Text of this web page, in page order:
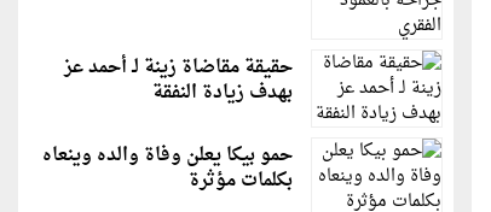
حقيقة مقاضاة زينة لـ أحمد عز
بهدف زيادة النفقة
حمو بيكا يعلن وفاة والده وينعاه
بكلمات مؤثرة